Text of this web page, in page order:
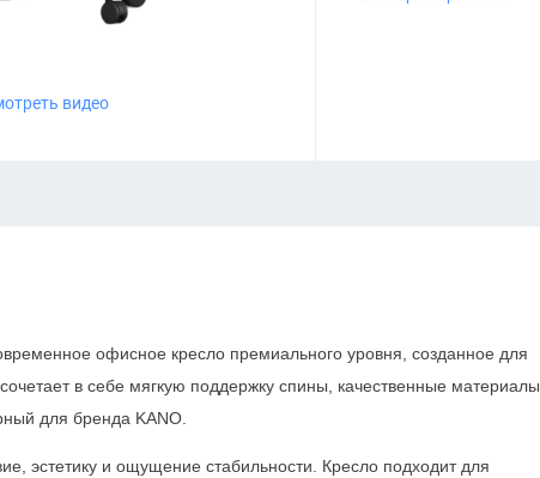
видео
офисное кресло премиального уровня, созданное для
в себе мягкую поддержку спины, качественные материалы
для бренда KANO.
эстетику и ощущение стабильности. Кресло подходит для